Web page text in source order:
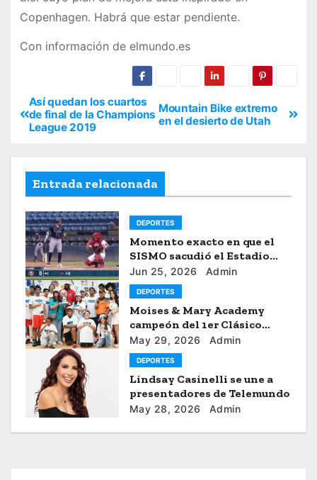
Copenhagen. Habrá que estar pendiente.
Con información de elmundo.es
Mountain Bike extremo
en el desierto de Utah
Así quedan los cuartos
de final de la Champions
League 2019
Entrada relacionada
DEPORTES
Momento exacto en que el
SISMO sacudió el Estadio
Universitario de Caracas
Jun 25, 2026 Admin
DEPORTES
Moises & Mary Academy
campeón del 1er Clásico
Internacional Ercilio-Tony-
Astacio de la HBA
May 29, 2026 Admin
DEPORTES
Lindsay Casinelli se une a
presentadores de Telemundo
May 28, 2026 Admin